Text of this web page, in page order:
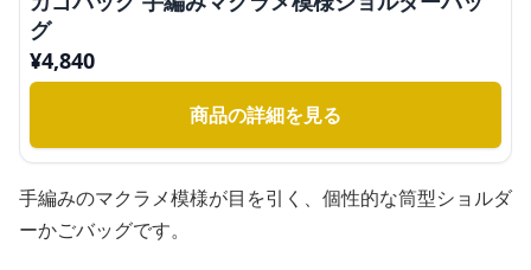
グ
¥4,840
商品の詳細を見る
手編みのマクラメ模様が目を引く、個性的な筒型ショルダ
ーかごバッグです。